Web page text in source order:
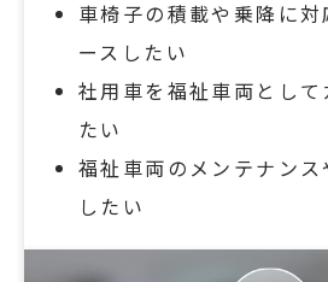
車椅子の積載や乗降に対
ースしたい
社用車を福祉車両として
たい
福祉車両のメンテナン
したい